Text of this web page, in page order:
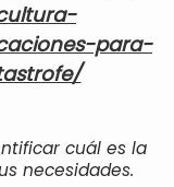
para-
cuál es la
necesidades.